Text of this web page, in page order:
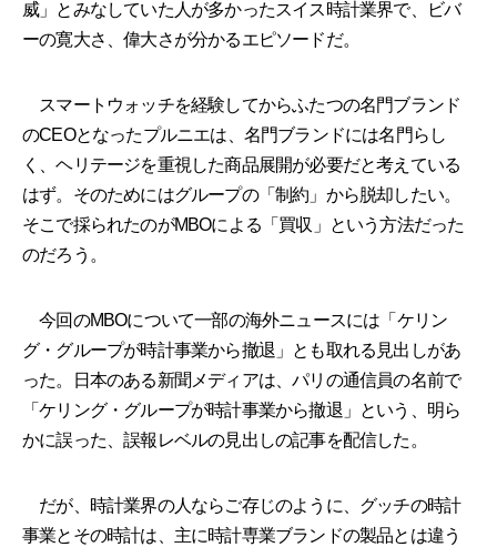
威」とみなしていた人が多かったスイス時計業界で、ビバ
ーの寛大さ、偉大さが分かるエピソードだ。
スマートウォッチを経験してからふたつの名門ブランド
のCEOとなったプルニエは、名門ブランドには名門らし
く、ヘリテージを重視した商品展開が必要だと考えている
はず。そのためにはグループの「制約」から脱却したい。
そこで採られたのがMBOによる「買収」という方法だった
のだろう。
今回のMBOについて一部の海外ニュースには「ケリン
グ・グループが時計事業から撤退」とも取れる見出しがあ
った。日本のある新聞メディアは、パリの通信員の名前で
「ケリング・グループが時計事業から撤退」という、明ら
かに誤った、誤報レベルの見出しの記事を配信した。
だが、時計業界の人ならご存じのように、グッチの時計
事業とその時計は、主に時計専業ブランドの製品とは違う